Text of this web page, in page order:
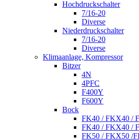
Hochdruckschalter
7/16-20
Diverse
Niederdruckschalter
7/16-20
Diverse
Klimaanlage, Kompressor
Bitzer
4N
4PFC
F400Y
F600Y
Bock
FK40 / FKX40 /
FK40 / FKX40 /
FK50 / FKX50 /